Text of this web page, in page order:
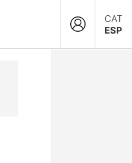
CAT
ESP